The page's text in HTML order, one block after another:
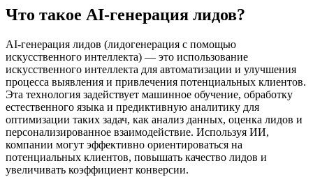
Что такое AI-генерация лидов?
AI-генерация лидов (лидогенерация с помощью
искусственного интеллекта) — это использование
искусственного интеллекта для автоматизации и улучшения
процесса выявления и привлечения потенциальных клиентов.
Эта технология задействует машинное обучение, обработку
естественного языка и предиктивную аналитику для
оптимизации таких задач, как анализ данных, оценка лидов и
персонализированное взаимодействие. Используя ИИ,
компании могут эффективно ориентироваться на
потенциальных клиентов, повышать качество лидов и
увеличивать коэффициент конверсии.